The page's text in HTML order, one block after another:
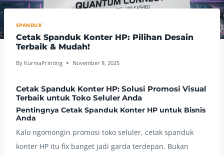
SPANDUK
Cetak Spanduk Konter HP: Pilihan Desain
Terbaik & Mudah!
By KurniaPrinting November 8, 2025
Cetak Spanduk Konter HP: Solusi Promosi Visual
Terbaik untuk Toko Seluler Anda
Pentingnya Cetak Spanduk Konter HP untuk Bisnis
Anda
Kalo ngomongin promosi toko seluler, cetak spanduk
konter HP itu fix banget jadi garda terdepan. Bukan